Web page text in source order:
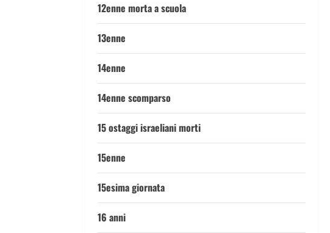
12enne morta a scuola
13enne
14enne
14enne scomparso
15 ostaggi israeliani morti
15enne
15esima giornata
16 anni